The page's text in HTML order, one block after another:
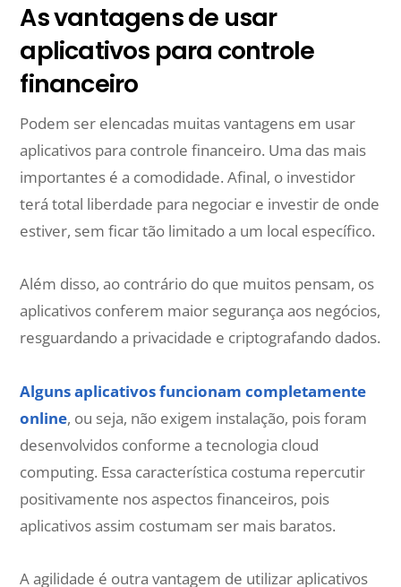
As vantagens de usar
aplicativos para controle
financeiro
Podem ser elencadas muitas vantagens em usar
aplicativos para controle financeiro. Uma das mais
importantes é a comodidade. Afinal, o investidor
terá total liberdade para negociar e investir de onde
estiver, sem ficar tão limitado a um local específico.
Além disso, ao contrário do que muitos pensam, os
aplicativos conferem maior segurança aos negócios,
resguardando a privacidade e criptografando dados.
Alguns aplicativos funcionam completamente
online, ou seja, não exigem instalação, pois foram
desenvolvidos conforme a tecnologia cloud
computing. Essa característica costuma repercutir
positivamente nos aspectos financeiros, pois
aplicativos assim costumam ser mais baratos.
A agilidade é outra vantagem de utilizar aplicativos